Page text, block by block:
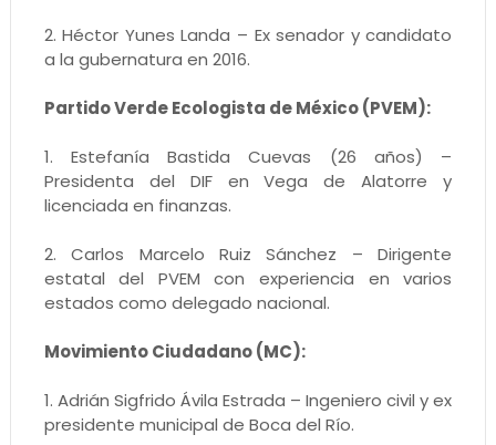
2. Héctor Yunes Landa – Ex senador y candidato
a la gubernatura en 2016.
Partido Verde Ecologista de México (PVEM):
1. Estefanía Bastida Cuevas (26 años) –
Presidenta del DIF en Vega de Alatorre y
licenciada en finanzas.
2. Carlos Marcelo Ruiz Sánchez – Dirigente
estatal del PVEM con experiencia en varios
estados como delegado nacional.
Movimiento Ciudadano (MC):
1. Adrián Sigfrido Ávila Estrada – Ingeniero civil y ex
presidente municipal de Boca del Río.